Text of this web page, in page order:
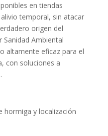
en tiendas
temporal, sin atacar
origen del
Ambiental
altamente eficaz para el
con soluciones a
hormiga y localización